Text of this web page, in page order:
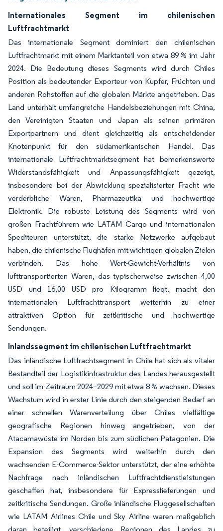
Internationales Segment im chilenischen
Luftfrachtmarkt
Das internationale Segment dominiert den chilenischen
Luftfrachtmarkt mit einem Marktanteil von etwa 89 % im Jahr
2024. Die Bedeutung dieses Segments wird durch Chiles
Position als bedeutender Exporteur von Kupfer, Früchten und
anderen Rohstoffen auf die globalen Märkte angetrieben. Das
Land unterhält umfangreiche Handelsbeziehungen mit China,
den Vereinigten Staaten und Japan als seinen primären
Exportpartnern und dient gleichzeitig als entscheidender
Knotenpunkt für den südamerikanischen Handel. Das
internationale Luftfrachtmarktsegment hat bemerkenswerte
Widerstandsfähigkeit und Anpassungsfähigkeit gezeigt,
insbesondere bei der Abwicklung spezialisierter Fracht wie
verderbliche Waren, Pharmazeutika und hochwertige
Elektronik. Die robuste Leistung des Segments wird von
großen Frachtführern wie LATAM Cargo und internationalen
Spediteuren unterstützt, die starke Netzwerke aufgebaut
haben, die chilenische Flughäfen mit wichtigen globalen Zielen
verbinden. Das hohe Wert-Gewicht-Verhältnis von
lufttransportierten Waren, das typischerweise zwischen 4,00
USD und 16,00 USD pro Kilogramm liegt, macht den
internationalen Luftfrachttransport weiterhin zu einer
attraktiven Option für zeitkritische und hochwertige
Sendungen.
Inlandssegment im chilenischen Luftfrachtmarkt
Das inländische Luftfrachtsegment in Chile hat sich als vitaler
Bestandteil der Logistikinfrastruktur des Landes herausgestellt
und soll im Zeitraum 2024–2029 mit etwa 8 % wachsen. Dieses
Wachstum wird in erster Linie durch den steigenden Bedarf an
einer schnellen Warenverteilung über Chiles vielfältige
geografische Regionen hinweg angetrieben, von der
Atacamawüste im Norden bis zum südlichen Patagonien. Die
Expansion des Segments wird weiterhin durch den
wachsenden E-Commerce-Sektor unterstützt, der eine erhöhte
Nachfrage nach inländischen Luftfrachtdienstleistungen
geschaffen hat, insbesondere für Expresslieferungen und
zeitkritische Sendungen. Große inländische Fluggesellschaften
wie LATAM Airlines Chile und Sky Airline waren maßgeblich